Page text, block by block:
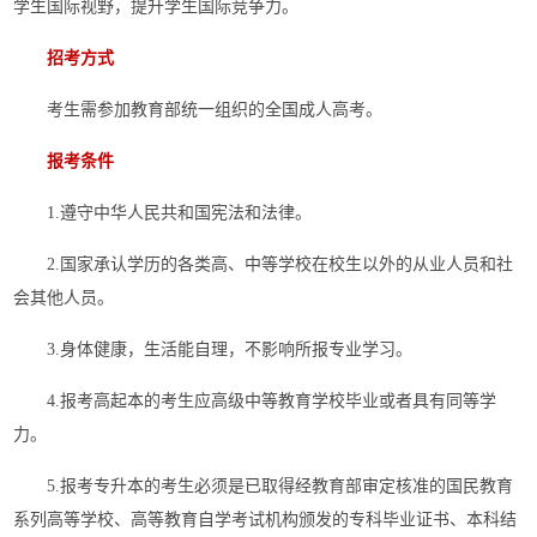
学生国际视野，提升学生国际竞争力。
招考方式
考生需参加教育部统一组织的全国成人高考。
报考条件
1.遵守中华人民共和国宪法和法律。
2. 国家承认学历的各类高、中等学校在校生以外的从业人员和社
会其他人员。
3.身体健康，生活能自理，不影响所报专业学习。
4.报考高起本的考生应高级中等教育学校毕业或者具有同等学
力。
5.报考专升本的考生必须是已取得经教育部审定核准的国民教育
系列高等学校、高等教育自学考试机构颁发的专科毕业证书、本科结